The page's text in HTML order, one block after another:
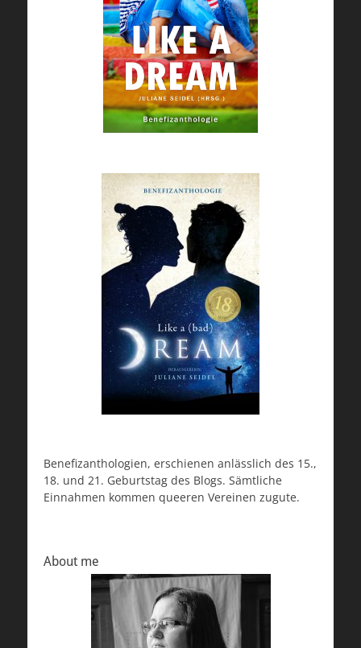
Benefizanthologien, erschienen anlässlich des 15.,
18. und 21. Geburtstag des Blogs. Sämtliche
Einnahmen kommen queeren Vereinen zugute.
About me